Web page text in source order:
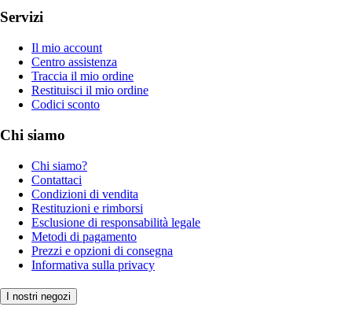
Servizi
Il mio account
Centro assistenza
Traccia il mio ordine
Restituisci il mio ordine
Codici sconto
Chi siamo
Chi siamo?
Contattaci
Condizioni di vendita
Restituzioni e rimborsi
Esclusione di responsabilità legale
Metodi di pagamento
Prezzi e opzioni di consegna
Informativa sulla privacy
I nostri negozi